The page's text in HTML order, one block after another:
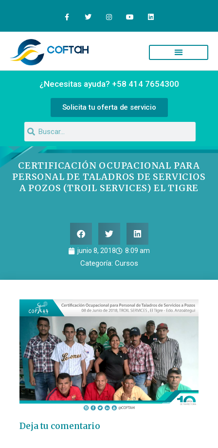
¿Necesitas ayuda? +58 414 7654300
Solicita tu oferta de servicio
CERTIFICACIÓN OCUPACIONAL PARA
PERSONAL DE TALADROS DE SERVICIOS
A POZOS (TROIL SERVICES) EL TIGRE
junio 8, 2018 8:09 am
Categoría: Cursos
Deja tu comentario